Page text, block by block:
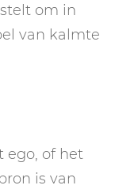
om in
van kalmte
ego, of het
is van